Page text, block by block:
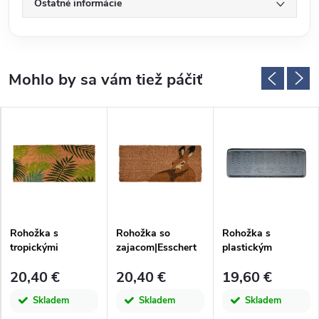
Ostatné informácie
Rohožka s
tropickými
Design
20,40 €
Skladem
Rohožka so
zajacom|Esschert
20,40 €
Skladem
Rohožka s
plastickým
topánky|Esschert
19,60 €
Skladem